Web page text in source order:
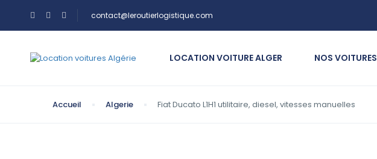
contact@leroutierlogistique.com
LOCATION VOITURE ALGER NOS VOITURES
Accueil Algerie Fiat Ducato L1H1 utilitaire, diesel, vitesses manuelles